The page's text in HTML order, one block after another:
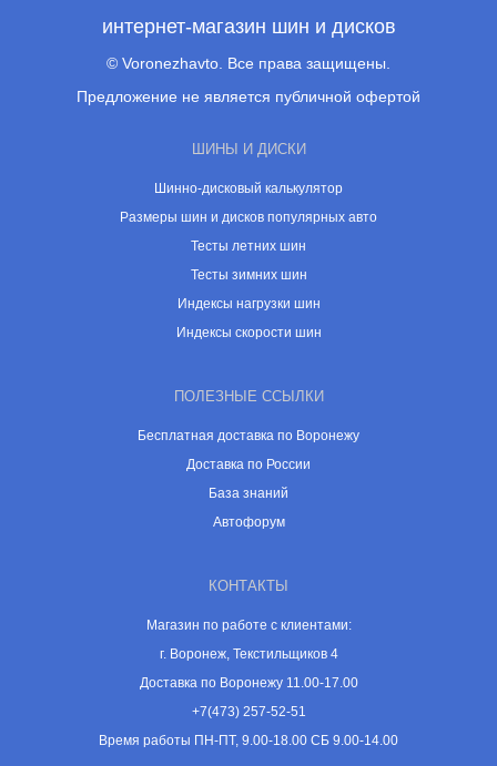
интернет-магазин шин и дисков
© Voronezhavto. Все права защищены.
Предложение не является публичной офертой
ШИНЫ И ДИСКИ
Шинно-дисковый калькулятор
Размеры шин и дисков популярных авто
Тесты летних шин
Тесты зимних шин
Индексы нагрузки шин
Индексы скорости шин
ПОЛЕЗНЫЕ ССЫЛКИ
Бесплатная доставка по Воронежу
Доставка по России
База знаний
Автофорум
КОНТАКТЫ
Магазин по работе с клиентами:
г. Воронеж, Текстильщиков 4
Доставка по Воронежу 11.00-17.00
+7(473) 257-52-51
Время работы ПН-ПТ, 9.00-18.00 СБ 9.00-14.00